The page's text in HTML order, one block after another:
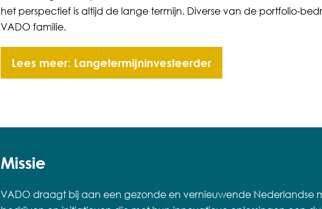
het perspectief is altijd de lange termijn. Diverse van de portfolio-
VADO familie.
Lees meer: Langetermijninvesteerder
Missie
VADO draagt bij aan een gezonde en vernieuwende Nederlandse